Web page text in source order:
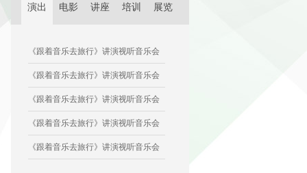
演出 电影 讲座 培训 展览
《跟着音乐去旅行》讲演视听音乐会
《跟着音乐去旅行》讲演视听音乐会
《跟着音乐去旅行》讲演视听音乐会
《跟着音乐去旅行》讲演视听音乐会
《跟着音乐去旅行》讲演视听音乐会